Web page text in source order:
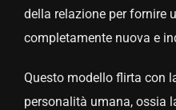
COSMOBLOG
della relazione per fornire
completamente nuova e
Questo modello flirta con
personalità umana, ossia